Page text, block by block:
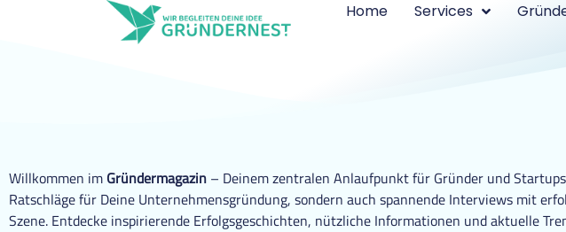
Home Services
Willkommen im Gründermagazin – Deinem zentralen Anlaufpunkt für Gründer und
Ratschläge für Deine Unternehmensgründung, sondern auch spannende Interviews mit
Szene. Entdecke inspirierende Erfolgsgeschichten, nützliche Informationen und aktuelle